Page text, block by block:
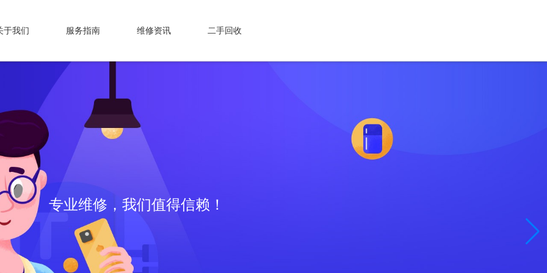
于我们 服务指南 维修资讯 二手回收
专业维修，我们值得信赖！